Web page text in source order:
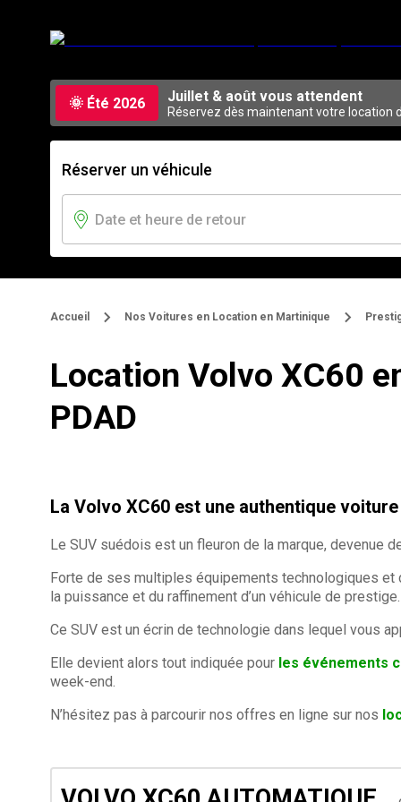
🌞 Été 2026 Juillet & août vous attendent
Réservez dès maintenant votre location
Réserver un véhicule
Accueil Nos Voitures en Location en Martinique
Location Volvo XC60
PDAD
La Volvo XC60 est une authentique
Le SUV suédois est un fleuron de la marque, devenue
Forte de ses multiples équipements technologiques
la puissance et du raffinement d’un véhicule de prestige.
Ce SUV est un écrin de technologie dans lequel vous
Elle devient alors tout indiquée pour les événements
week-end.
N’hésitez pas à parcourir nos offres en ligne sur nos